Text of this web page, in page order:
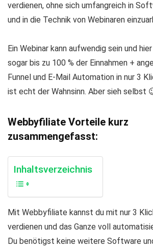
verdienen, ohne sich umfangreich in
und in die Technik von Webinaren
Ein Webinar kann aufwendig sein und
sogar bis zu 100 % der Einnahmen +
Funnel und E-Mail Automation in nur 3
ist echt der Wahnsinn. Aber sieh selbst
Webbyfiliate Vorteile kurz
zusammengefasst:
Inhaltsverzeichnis
Mit Webbyfiliate kannst du mit nur 3
verdienen und das Ganze voll
Du benötigst keine weitere Software